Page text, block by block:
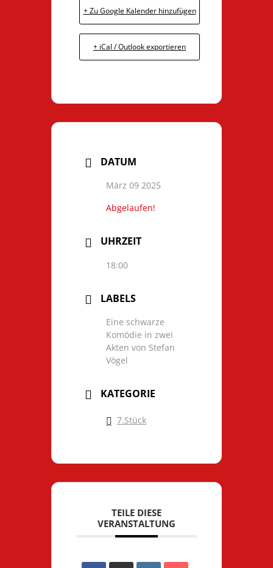
+ Zu Google Kalender hinzufügen
+ iCal / Outlook exportieren
DATUM
März 09 2025
Abgelaufen!
UHRZEIT
18:00
LABELS
Eine schwarze
Komödie in zwei
Akten von Stefan
Vögel
KATEGORIE
7.Stück
TEILE DIESE
VERANSTALTUNG